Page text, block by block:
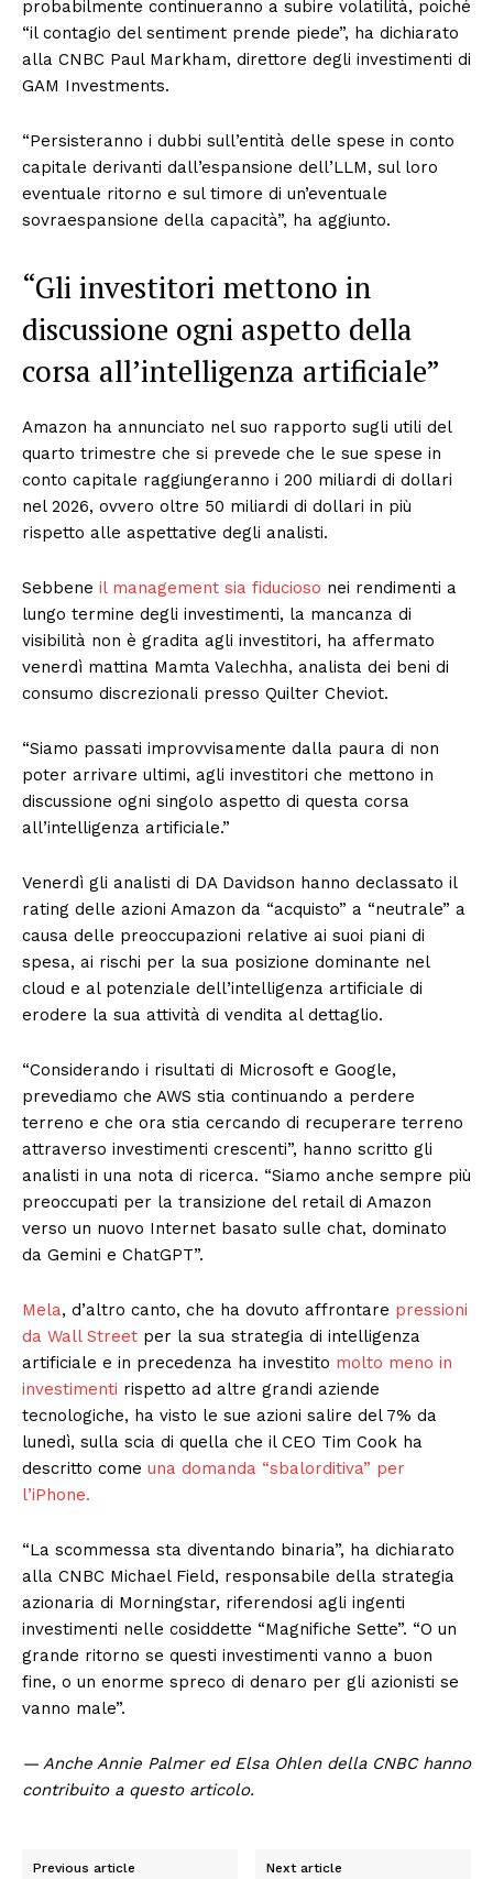
probabilmente continueranno a subire volatilità, poiché
“il contagio del sentiment prende piede”, ha dichiarato
alla CNBC Paul Markham, direttore degli investimenti di
GAM Investments.
“Persisteranno i dubbi sull’entità delle spese in conto
capitale derivanti dall’espansione dell’LLM, sul loro
eventuale ritorno e sul timore di un’eventuale
sovraespansione della capacità”, ha aggiunto.
“Gli investitori mettono in
discussione ogni aspetto della
corsa all’intelligenza artificiale”
Amazon ha annunciato nel suo rapporto sugli utili del
quarto trimestre che si prevede che le sue spese in
conto capitale raggiungeranno i 200 miliardi di dollari
nel 2026, ovvero oltre 50 miliardi di dollari in più
rispetto alle aspettative degli analisti.
Sebbene il management sia fiducioso nei rendimenti a
lungo termine degli investimenti, la mancanza di
visibilità non è gradita agli investitori, ha affermato
venerdì mattina Mamta Valechha, analista dei beni di
consumo discrezionali presso Quilter Cheviot.
“Siamo passati improvvisamente dalla paura di non
poter arrivare ultimi, agli investitori che mettono in
discussione ogni singolo aspetto di questa corsa
all’intelligenza artificiale.”
Venerdì gli analisti di DA Davidson hanno declassato il
rating delle azioni Amazon da “acquisto” a “neutrale” a
causa delle preoccupazioni relative ai suoi piani di
spesa, ai rischi per la sua posizione dominante nel
cloud e al potenziale dell’intelligenza artificiale di
erodere la sua attività di vendita al dettaglio.
“Considerando i risultati di Microsoft e Google,
prevediamo che AWS stia continuando a perdere
terreno e che ora stia cercando di recuperare terreno
attraverso investimenti crescenti”, hanno scritto gli
analisti in una nota di ricerca. “Siamo anche sempre più
preoccupati per la transizione del retail di Amazon
verso un nuovo Internet basato sulle chat, dominato
da Gemini e ChatGPT”.
Mela, d’altro canto, che ha dovuto affrontare pressioni
da Wall Street per la sua strategia di intelligenza
artificiale e in precedenza ha investito molto meno in
investimenti rispetto ad altre grandi aziende
tecnologiche, ha visto le sue azioni salire del 7% da
lunedì, sulla scia di quella che il CEO Tim Cook ha
descritto come una domanda “sbalorditiva” per
l’iPhone.
“La scommessa sta diventando binaria”, ha dichiarato
alla CNBC Michael Field, responsabile della strategia
azionaria di Morningstar, riferendosi agli ingenti
investimenti nelle cosiddette “Magnifiche Sette”. “O un
grande ritorno se questi investimenti vanno a buon
fine, o un enorme spreco di denaro per gli azionisti se
vanno male”.
— Anche Annie Palmer ed Elsa Ohlen della CNBC hanno
contribuito a questo articolo.
Previous article Next article